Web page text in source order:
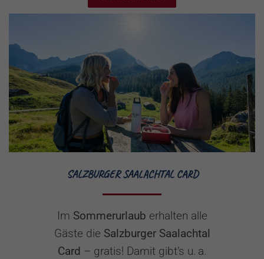
SALZBURGER SAALACHTAL CARD
Im Sommerurlaub erhalten alle
Gäste die Salzburger Saalachtal
Card – gratis! Damit gibt’s u. a.